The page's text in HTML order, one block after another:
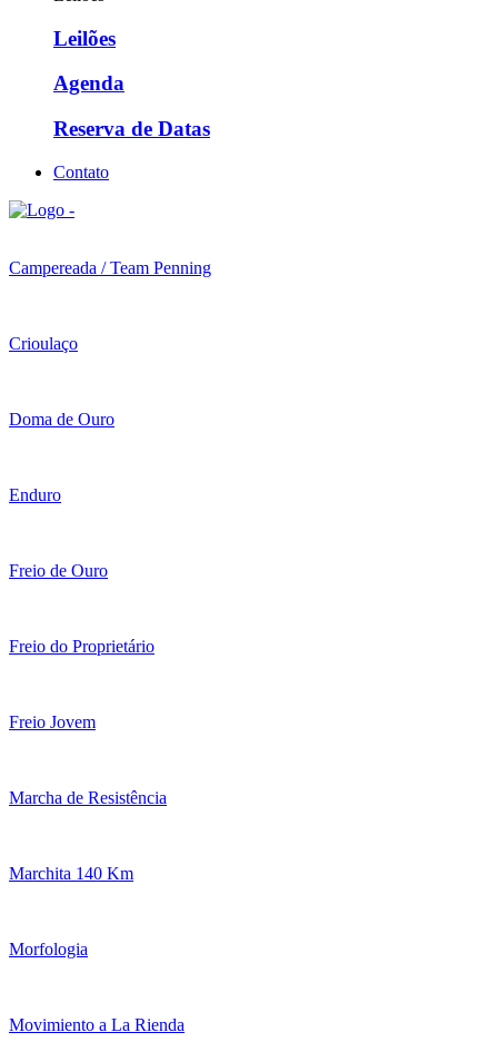
Leilões
Agenda
Reserva de Datas
Contato
Campereada / Team Penning
Crioulaço
Doma de Ouro
Enduro
Freio de Ouro
Freio do Proprietário
Freio Jovem
Marcha de Resistência
Marchita 140 Km
Morfologia
Movimiento a La Rienda